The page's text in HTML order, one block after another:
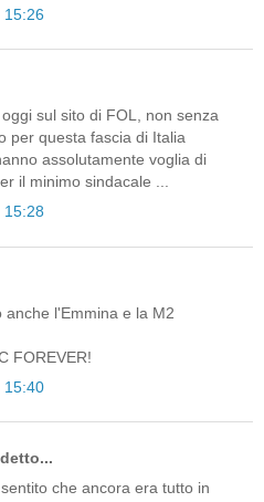
15:26
sul sito di FOL, non senza
per questa fascia di Italia
assolutamente voglia di
il minimo sindacale ...
15:28
anche l'Emmina e la M2
FOREVER!
15:40
che ancora era tutto in